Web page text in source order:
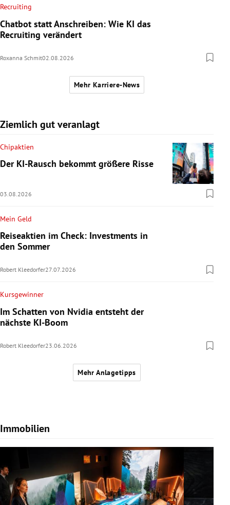
Recruiting
Chatbot statt Anschreiben: Wie KI das
Recruiting verändert
Roxanna Schmit02.08.2026
Mehr Karriere-News
Ziemlich gut veranlagt
Chipaktien
Der KI-Rausch bekommt größere Risse
03.08.2026
Mein Geld
Reiseaktien im Check: Investments in
den Sommer
Robert Kleedorfer27.07.2026
Kursgewinner
Im Schatten von Nvidia entsteht der
nächste KI-Boom
Robert Kleedorfer23.06.2026
Mehr Anlagetipps
Immobilien
Slide 1 von 7